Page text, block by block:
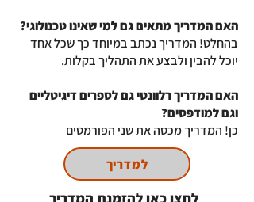
האם המדריך מתאים גם למי שאינו טכנולוגי?
בהחלט! המדריך נכתב במיוחד כך שכל אחד
יוכל להבין ולבצע את התהליך בקלות.
האם המדריך רלוונטי גם לספרים דיגיטליים
וגם למודפסים?
כן! המדריך מכסה את שני הפורמטים
למדריך